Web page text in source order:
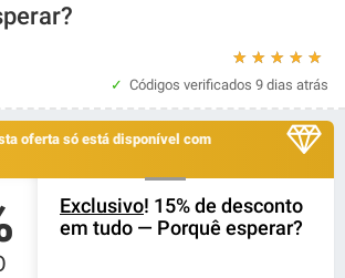
★
★
★
★
★
Códigos verificados 9 dias atrás
oferta só está disponível com
Exclusivo! 15% de desconto
em tudo — Porquê esperar?